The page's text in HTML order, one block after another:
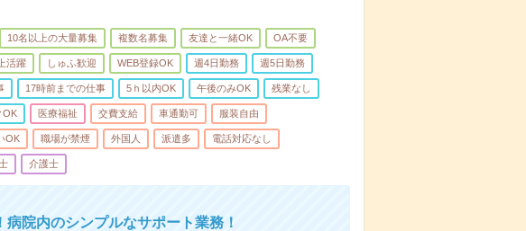
10名以上の大量募集 複数名募集 友達と一緒OK OA不要
活躍 しゅふ歓迎 WEB登録OK 週4日勤務 週5日勤務
17時前までの仕事 5ｈ以内OK 午後のみOK 残業なし
OK 医療福祉 交費支給 車通勤可 服装自由
OK 職場が禁煙 外国人 派遣多 電話対応なし
介護士
院内のシンプルなサポート業務！